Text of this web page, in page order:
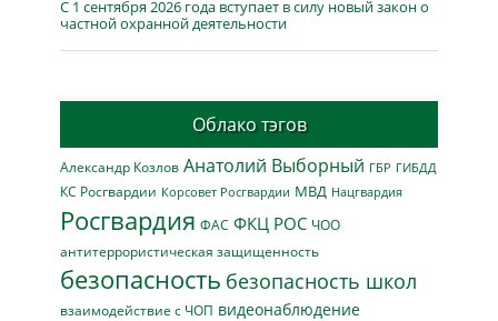
С 1 сентября 2026 года вступает в силу новый закон о
частной охранной деятельности
Облако тэгов
Александр Козлов Анатолий Выборный ГБР ГИБДД
КС Росгвардии Корсовет Росгвардии МВД Нацгвардия
Росгвардия ФАС ФКЦ РОС ЧОО
антитеррористическая защищенность
безопасность безопасность школ
взаимодействие с ЧОП видеонаблюдение